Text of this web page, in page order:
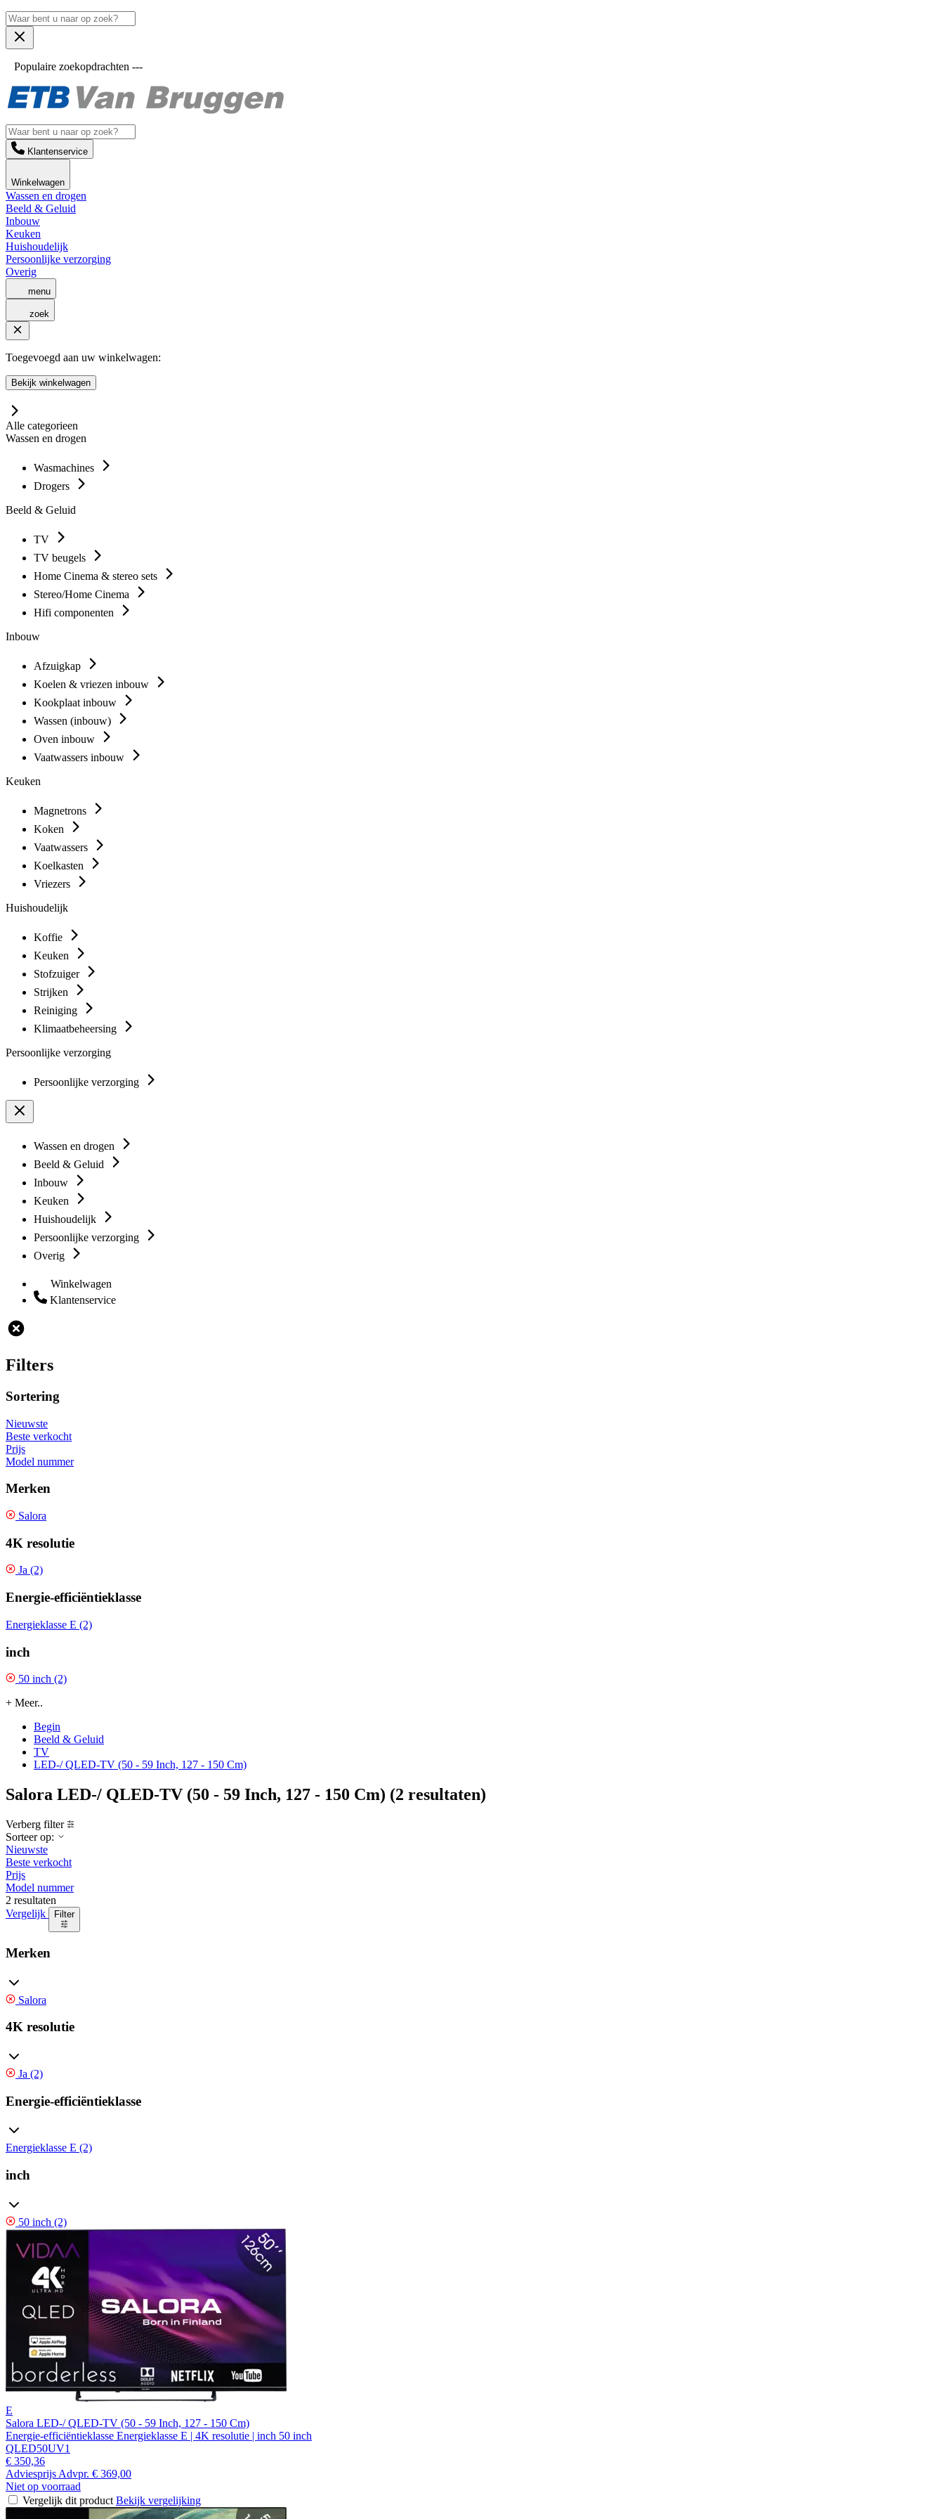
Populaire zoekopdrachten ---
Klantenservice
Winkelwagen
Wassen en drogen
Beeld & Geluid
Inbouw
Keuken
Huishoudelijk
Persoonlijke verzorging
Overig
menu
zoek
Toegevoegd aan uw winkelwagen:
Bekijk winkelwagen
Alle categorieen
Wassen en drogen
Wasmachines
Drogers
Beeld & Geluid
TV
TV beugels
Home Cinema & stereo sets
Stereo/Home Cinema
Hifi componenten
Inbouw
Afzuigkap
Koelen & vriezen inbouw
Kookplaat inbouw
Wassen (inbouw)
Oven inbouw
Vaatwassers inbouw
Keuken
Magnetrons
Koken
Vaatwassers
Koelkasten
Vriezers
Huishoudelijk
Koffie
Keuken
Stofzuiger
Strijken
Reiniging
Klimaatbeheersing
Persoonlijke verzorging
Persoonlijke verzorging
Wassen en drogen
Beeld & Geluid
Inbouw
Keuken
Huishoudelijk
Persoonlijke verzorging
Overig
Winkelwagen
Klantenservice
Filters
Sortering
Nieuwste
Beste verkocht
Prijs
Model nummer
Merken
Salora
4K resolutie
Ja (2)
Energie-efficiëntieklasse
Energieklasse E (2)
inch
50 inch (2)
+ Meer..
Begin
Beeld & Geluid
TV
LED-/ QLED-TV (50 - 59 Inch, 127 - 150 Cm)
Salora LED-/ QLED-TV (50 - 59 Inch, 127 - 150 Cm) (2 resultaten)
Verberg filter
Sorteer op:
Nieuwste
Beste verkocht
Prijs
Model nummer
2 resultaten
Vergelijk
Filter
Merken
Salora
4K resolutie
Ja (2)
Energie-efficiëntieklasse
Energieklasse E (2)
inch
50 inch (2)
E
Salora LED-/ QLED-TV (50 - 59 Inch, 127 - 150 Cm)
Energie-efficiëntieklasse Energieklasse E | 4K resolutie | inch 50 inch
QLED50UV1
€ 350,36
Adviesprijs Advpr. € 369,00
Niet op voorraad
Vergelijk dit product Bekijk vergelijking